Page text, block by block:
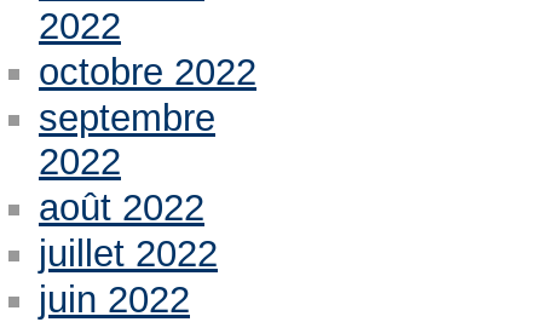
2022
octobre 2022
septembre
2022
août 2022
juillet 2022
juin 2022